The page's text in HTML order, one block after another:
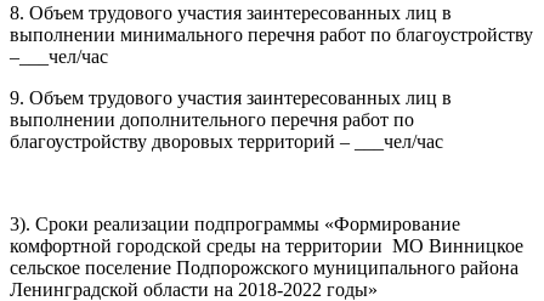
8. Объем трудового участия заинтересованных лиц в
выполнении минимального перечня работ по благоустройству
–___чел/час
9. Объем трудового участия заинтересованных лиц в
выполнении дополнительного перечня работ по
благоустройству дворовых территорий – ___чел/час
3). Сроки реализации подпрограммы «Формирование
комфортной городской среды на территории МО Винницкое
сельское поселение Подпорожского муниципального района
Ленинградской области на 2018-2022 годы»